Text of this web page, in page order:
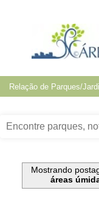
Mostrando
áreas